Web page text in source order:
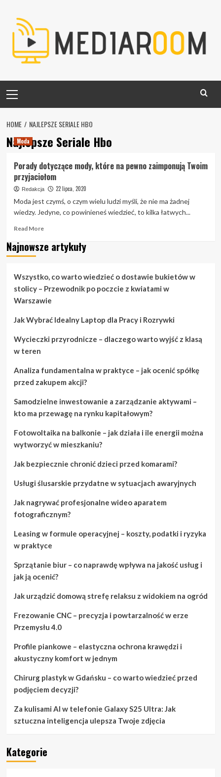
content
Menu
HOME NAJLEPSZE SERIALE HBO
Najlepsze Seriale Hbo
Moda
Porady dotyczące mody, które na pewno zaimponują Twoim
przyjaciołom
Redakcja 22 lipca, 2020
Moda jest czymś, o czym wielu ludzi myśli, że nie ma żadnej
wiedzy. Jedyne, co powinieneś wiedzieć, to kilka łatwych...
Read MoreRead
about
które
na
pewno
Twoim
Najnowsze artykuły
Wszystko, co warto wiedzieć o dostawie bukietów w
stolicy – Przewodnik po poczcie z kwiatami w
Warszawie
Jak Wybrać Idealny Laptop dla Pracy i Rozrywki
Wycieczki przyrodnicze – dlaczego warto wyjść z klasą
w teren
Analiza fundamentalna w praktyce – jak ocenić spółkę
przed zakupem akcji?
Samodzielne inwestowanie a zarządzanie aktywami –
kto ma przewagę na rynku kapitałowym?
Fotowoltaika na balkonie – jak działa i ile energii można
wytworzyć w mieszkaniu?
Jak bezpiecznie chronić dzieci przed komarami?
Usługi ślusarskie przydatne w sytuacjach awaryjnych
Jak nagrywać profesjonalne wideo aparatem
fotograficznym?
Leasing w formule operacyjnej – koszty, podatki i ryzyka
w praktyce
Sprzątanie biur – co naprawdę wpływa na jakość usług i
jak ją ocenić?
Jak urządzić domową strefę relaksu z widokiem na ogród
Frezowanie CNC – precyzja i powtarzalność w erze
Przemysłu 4.0
Profile piankowe – elastyczna ochrona krawędzi i
akustyczny komfort w jednym
Chirurg plastyk w Gdańsku – co warto wiedzieć przed
podjęciem decyzji?
Za kulisami AI w telefonie Galaxy S25 Ultra: Jak
sztuczna inteligencja ulepsza Twoje zdjęcia
Kategorie